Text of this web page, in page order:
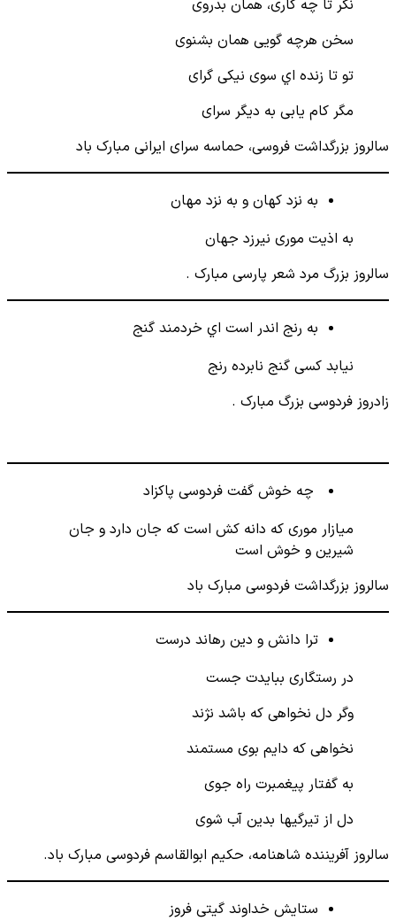
نگر تا چه کاری، همان بدروی
سخن هرچه گویی همان بشنوی
تو تا زنده اي سوی نیکی گرای
مگر کام یابی به دیگر سرای
سالروز بزرگداشت فروسی، حماسه سرای ایرانی مبارک باد
به نزد کهان و به نزد مهان
به اذيت موری نیرزد جهان
سالروز بزرگ مرد شعر پارسی مبارک .
به رنج اندر است اي خردمند گنج
نیابد کسی گنج نابرده رنج
زادروز فردوسی بزرگ مبارک .
چه خوش گفت فردوسی پاکزاد
میازار موری که دانه کش است که جان دارد و جان
شیرین و خوش است
سالروز بزرگداشت فردوسی مبارک باد
ترا دانش و دین رهاند درست
در رستگاری ببایدت جست
وگر دل نخواهی که باشد نژند
نخواهی که دایم بوی مستمند
به گفتار پیغمبرت راه جوی
دل از تیرگیها بدین آب شوی
سالروز آفریننده شاهنامه، حکیم ابوالقاسم فردوسی مبارک باد.
ستایش خداوند گیتی فروز